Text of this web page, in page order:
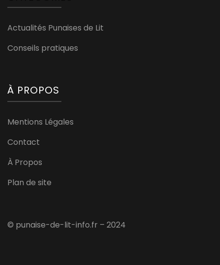
Actualités Punaises de Lit
Conseils pratiques
À PROPOS
Mentions Légales
Contact
À Propos
Plan de site
© punaise-de-lit-info.fr – 2024